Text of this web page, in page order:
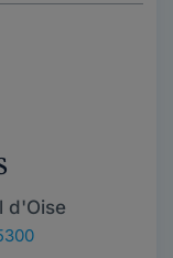
d'Oise